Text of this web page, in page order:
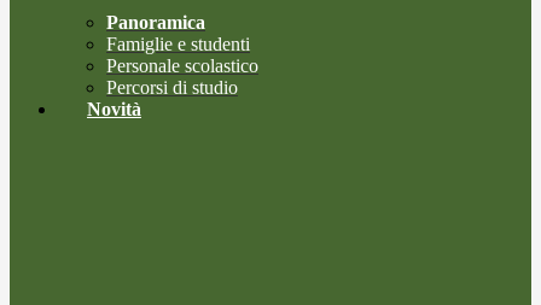
Panoramica
Famiglie e studenti
Personale scolastico
Percorsi di studio
Novità